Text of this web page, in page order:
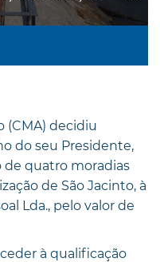
(CMA) decidiu
do seu Presidente,
de quatro moradias
de São Jacinto, à
Lda., pelo valor de
à qualificação